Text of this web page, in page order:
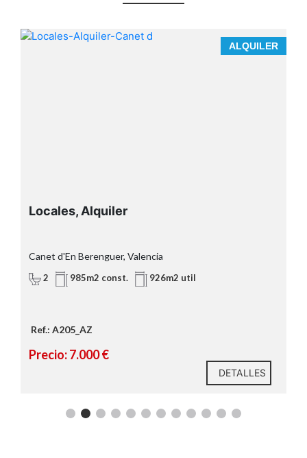
ALQUILER
**ESPACIO UNICO Y EXCLUSIVO PARA
GRANDES EMPRENDEDORES EN CANET D'EN
Locales, Alquiler
Canet d'En Berenguer, Valencia
2 985m2 const. 926m2 util
Ref.: A205_AZ
Precio: 7.000 €
DETALLES